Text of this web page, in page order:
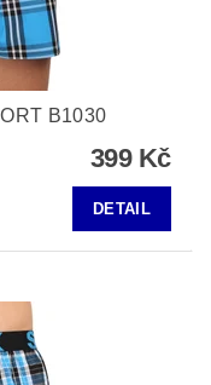
B1030
399 Kč
DETAIL